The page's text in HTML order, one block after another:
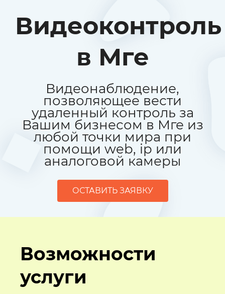
Видеоконтроль
в Мге
Видеонаблюдение,
позволяющее вести
удаленный контроль за
Вашим бизнесом в Мге из
любой точки мира при
помощи web, ip или
аналоговой камеры
ОСТАВИТЬ ЗАЯВКУ
Возможности
услуги